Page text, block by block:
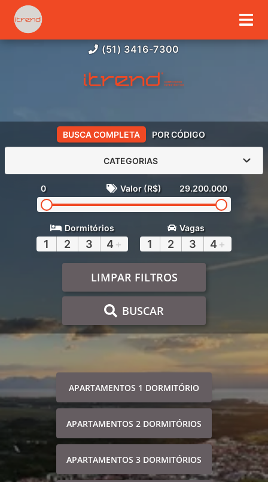
(51) 3416-7300
BUSCA COMPLETA POR CÓDIGO
CATEGORIAS
0 Valor (R$) 29.200.000
Dormitórios
1 2 3 4 +
Vagas
1 2 3 4 +
LIMPAR FILTROS
BUSCAR
APARTAMENTOS 1 DORMITÓRIO
APARTAMENTOS 2 DORMITÓRIOS
APARTAMENTOS 3 DORMITÓRIOS